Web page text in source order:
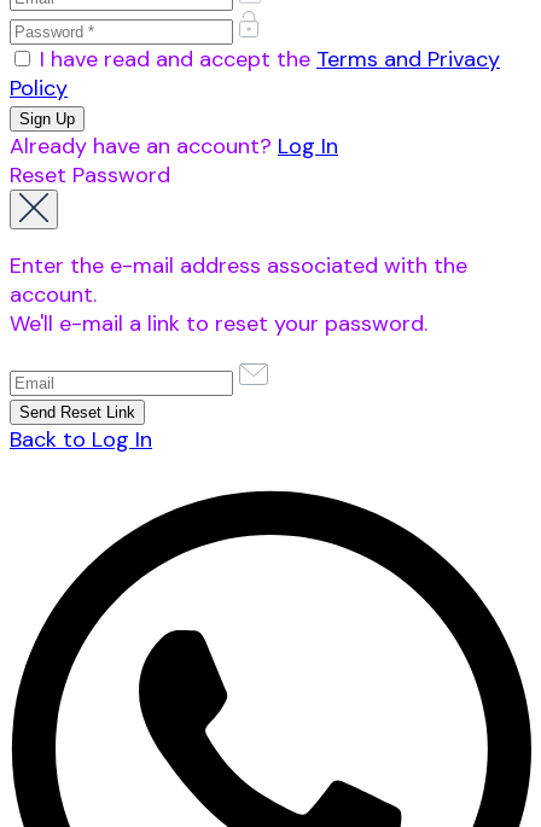
I have read and accept the Terms and Privacy
Policy
Already have an account? Log In
Reset Password
Enter the e-mail address associated with the
account.
We'll e-mail a link to reset your password.
Back to Log In